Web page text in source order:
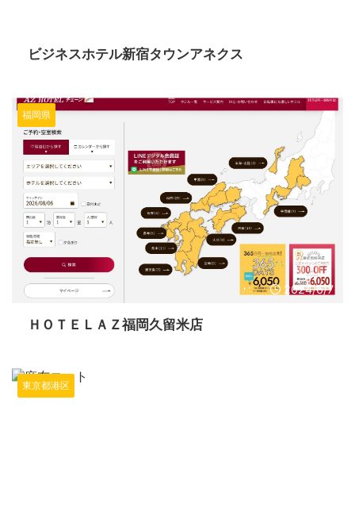
ビジネスホテル新宿タウンアネクス
2024/6/7
福岡県
ＨＯＴＥＬＡＺ福岡久留米店
東京都港区